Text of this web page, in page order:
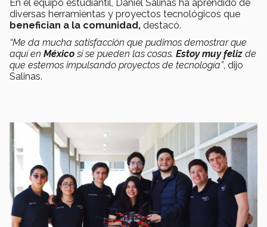
En el equipo estudiantil, Daniel Salinas ha aprendido de
diversas herramientas y proyectos tecnológicos que
benefician a la comunidad, destacó.
“Me da mucha satisfacción que pudimos demostrar que
aquí en Méxicosí se pueden las cosas. Estoy muy feliz de
que estemos impulsando proyectos de tecnología”, dijo
Salinas.